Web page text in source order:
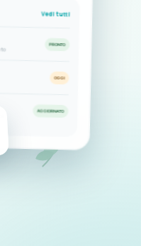
Vedi tutti
PRONTO
OGGI
AGGIORNATO